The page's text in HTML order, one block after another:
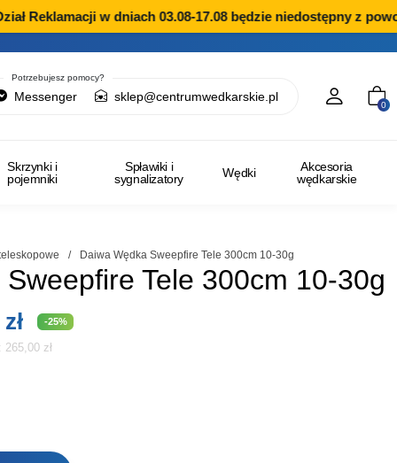
Reklamacji w dniach 03.08-17.08 będzie niedostępny z
Potrzebujesz pomocy?
Messenger sklep@centrumwedkarskie.pl
0
Skrzynki i
pojemniki
Spławiki i
sygnalizatory
Wędki
Akcesoria
wędkarskie
/ Daiwa Wędka Sweepfire Tele 300cm 10-30g
Tele 300cm 10-30g
złAktualna
cena
-25%
265,00 zł